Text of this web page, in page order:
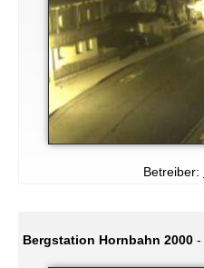
Betreiber:
Bergstation Hornbahn 2000 -